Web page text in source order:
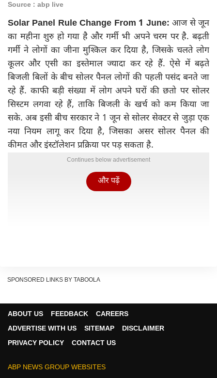
Source : abp live
Solar Panel Rule Change From 1 June: आज से जून
का महीना शुरु हो गया है और गर्मी भी अपने चरम पर है. बढ़ती
गर्मी ने लोगों का जीना मुश्किल कर दिया है, जिसके चलते लोग
कूलर और एसी का इस्तेमाल ज्यादा कर रहे हैं. ऐसे में बढ़ते
बिजली बिलों के बीच सोलर पैनल लोगों की पहली पसंद बनते जा
रहे हैं. काफी बड़ी संख्या में लोग अपने घरों की छतो पर सोलर
सिस्टम लगवा रहे हैं, ताकि बिजली के खर्च को कम किया जा
सके. अब इसी बीच सरकार ने 1 जून से सोलर सेक्टर से जुड़ा एक
नया नियम लागू कर दिया है, जिसका असर सोलर पैनल की
कीमत और इंस्टॉलेशन प्रक्रिया पर पड़ सकता है.
Continues below advertisement
और पढ़ें
SPONSORED LINKS BY TABOOLA
ABOUT US FEEDBACK
CAREERS
ADVERTISE WITH US
SITEMAP
DISCLAIMER
PRIVACY POLICY
CONTACT US
ABP NEWS GROUP WEBSITES